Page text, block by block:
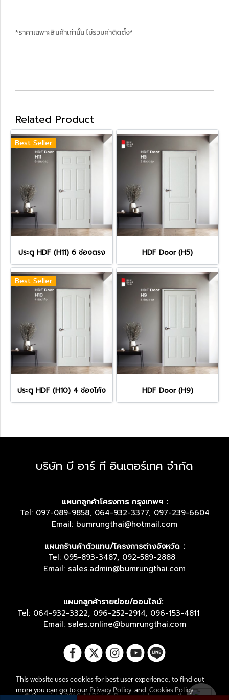
*ราคาเฉพาะสินค้าเท่านั้น ไม่รวมค่าติดตั้ง*
Related Product
Best Seller
ประตู HDF (H11) 6 ช่องตรง HDF Door (H5)
Best Seller
ประตู HDF (H10) 4 ช่องโค้ง HDF Door (H9)
บริษัท บี อาร์ ที อินเตอร์เทค จำกัด
แผนกลูกค้าโครงการ กรุงเทพฯ :
Tel: 097-089-9858, 064-932-3377, 097-239-6604
Email: bumrungthai@hotmail.com
แผนกร้านค้าตัวแทน/โครงการต่างจังหวัด :
Tel: 095-893-3487, 092-589-2888
Email: sales.admin@bumrungthai.com
แผนกลูกค้ารายย่อย/ออนไลน์:
Tel: 064-932-3322, 096-252-2914, 096-153-4811
Email: sales.online@bumrungthai.com
© Copyright 2018 All Rights Reserved. bumrungthai.com
This website uses cookies for best user experience, to find out
more you can go to our Privacy Policyand Cookies Policy